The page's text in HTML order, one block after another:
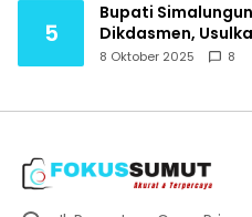
5
Bupati
Dikdasmen,
Daerah Terpencil
8 Oktober 2025 8